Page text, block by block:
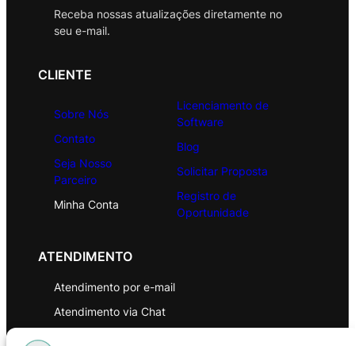
Receba nossas atualizações diretamente no
seu e-mail.
CLIENTE
Sobre Nós
Contato
Seja Nosso
Parceiro
Minha Conta
Licenciamento de
Software
Blog
Solicitar Proposta
Registro de
Oportunidade
ATENDIMENTO
Atendimento por e-mail
Atendimento via Chat